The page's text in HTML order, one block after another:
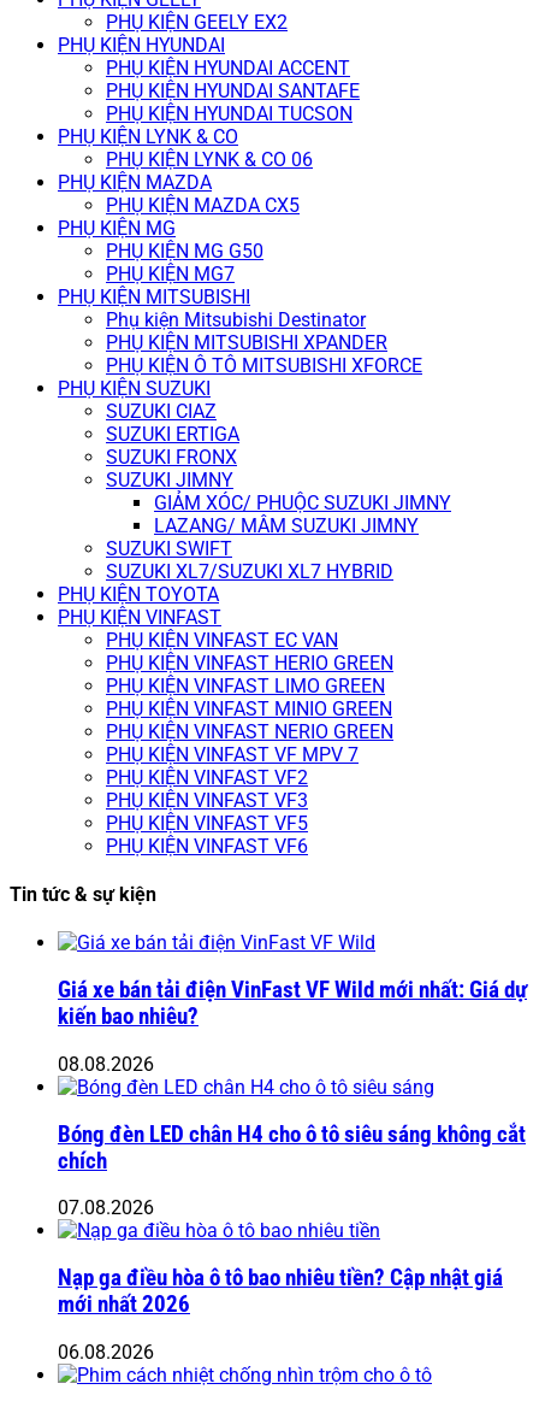
PHỤ KIỆN GEELY EX2
PHỤ KIỆN HYUNDAI
PHỤ KIỆN HYUNDAI ACCENT
PHỤ KIỆN HYUNDAI SANTAFE
PHỤ KIỆN HYUNDAI TUCSON
PHỤ KIỆN LYNK & CO
PHỤ KIỆN LYNK & CO 06
PHỤ KIỆN MAZDA
PHỤ KIỆN MAZDA CX5
PHỤ KIỆN MG
PHỤ KIỆN MG G50
PHỤ KIỆN MG7
PHỤ KIỆN MITSUBISHI
Phụ kiện Mitsubishi Destinator
PHỤ KIỆN MITSUBISHI XPANDER
PHỤ KIỆN Ô TÔ MITSUBISHI XFORCE
PHỤ KIỆN SUZUKI
SUZUKI CIAZ
SUZUKI ERTIGA
SUZUKI FRONX
SUZUKI JIMNY
GIẢM XÓC/ PHUỘC SUZUKI JIMNY
LAZANG/ MÂM SUZUKI JIMNY
SUZUKI SWIFT
SUZUKI XL7/SUZUKI XL7 HYBRID
PHỤ KIỆN TOYOTA
PHỤ KIỆN VINFAST
PHỤ KIỆN VINFAST EC VAN
PHỤ KIỆN VINFAST HERIO GREEN
PHỤ KIỆN VINFAST LIMO GREEN
PHỤ KIỆN VINFAST MINIO GREEN
PHỤ KIỆN VINFAST NERIO GREEN
PHỤ KIỆN VINFAST VF MPV 7
PHỤ KIỆN VINFAST VF2
PHỤ KIỆN VINFAST VF3
PHỤ KIỆN VINFAST VF5
PHỤ KIỆN VINFAST VF6
Tin tức & sự kiện
Giá xe bán tải điện VinFast VF Wild mới nhất: Giá dự
kiến bao nhiêu?
08.08.2026
Bóng đèn LED chân H4 cho ô tô siêu sáng không cắt
chích
07.08.2026
Nạp ga điều hòa ô tô bao nhiêu tiền? Cập nhật giá
mới nhất 2026
06.08.2026